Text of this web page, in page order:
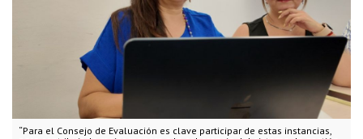
“Para el Consejo de Evaluación es clave participar de estas instancias,